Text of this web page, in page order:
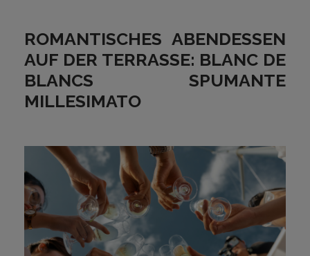
ROMANTISCHES ABENDESSEN
AUF DER TERRASSE: BLANC DE
BLANCS SPUMANTE
MILLESIMATO